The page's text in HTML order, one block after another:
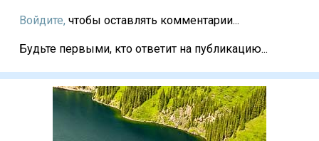
Войдите, чтобы оставлять комментарии...
Будьте первыми, кто ответит на публикацию...